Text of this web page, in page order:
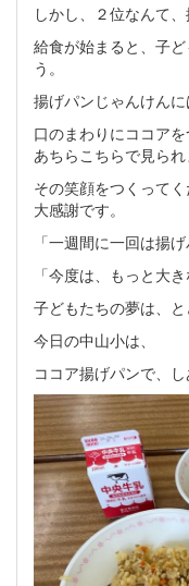
しかし、２位なんて
給食が始まると、子
う。
揚げパンじゃんけん
口のまわりにココア
あちらこちらで見られ
その笑顔をつくって
大感謝です。
「一週間に一回は揚
「今度は、もっと大
子どもたちの夢は、
今日の中山小は、
ココア揚げパンで、